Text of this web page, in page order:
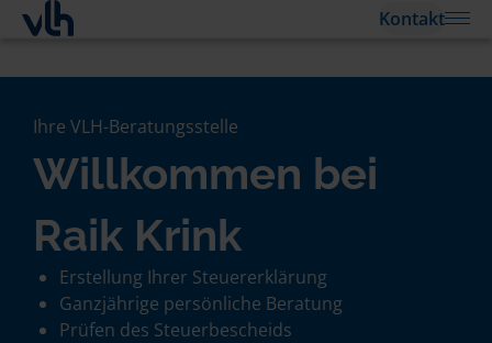
Kontakt
Ihre VLH-Beratungsstelle
Willkommen bei
Raik Krink
Erstellung Ihrer Steuererklärung
Ganzjährige persönliche Beratung
Prüfen des Steuerbescheids